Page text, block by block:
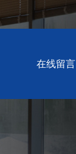
在线留言